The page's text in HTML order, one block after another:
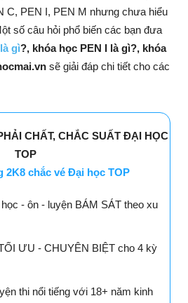
C, PEN I, PEN M nhưng chưa hiểu
số câu hỏi phổ biến các bạn đưa
gì?, khóa học PEN I là gì?, khóa
sẽ giải đáp chi tiết cho các
CHẤT, CHẮC SUẤT ĐẠI HỌC
TOP
2K8 chắc vé Đại học TOP
- ôn - luyện BÁM SÁT theo xu
ƯU - CHUYÊN BIỆT cho 4 kỳ
thi nổi tiếng với 18+ năm kinh